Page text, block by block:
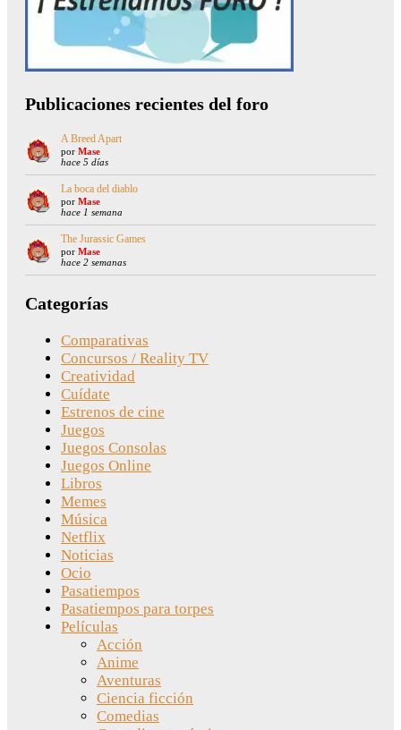
Publicaciones recientes del foro
A Breed Apart
por Mase
hace 5 días
La boca del diablo
por Mase
hace 1 semana
The Jurassic Games
por Mase
hace 2 semanas
Categorías
Comparativas
Concursos / Reality TV
Creatividad
Cuídate
Estrenos de cine
Juegos
Juegos Consolas
Juegos Online
Libros
Memes
Música
Netflix
Noticias
Ocio
Pasatiempos
Pasatiempos para torpes
Películas
Acción
Anime
Aventuras
Ciencia ficción
Comedias